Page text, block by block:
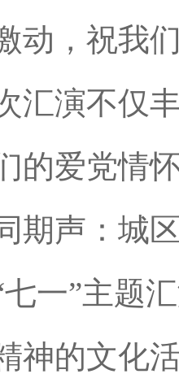
动，祝我
演不仅丰
的爱党情
声：城区
一”主题
神的文化